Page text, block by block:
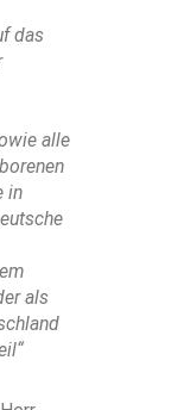
das
alle
in
als